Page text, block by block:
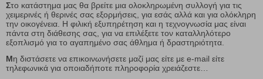
Στο κατάστημα μας θα βρείτε μια ολοκληρωμένη συλλογή για τις
χειμερινές ή θερινές σας εξορμήσεις, για εσάς αλλά και για ολόκληρη
την οικογένεια. Η φιλική εξυπηρέτηση και η τεχνογνωσία μας είναι
πάντα στη διάθεσης σας, για να επιλέξετε τον καταλληλότερο
εξοπλισμό για το αγαπημένο σας άθλημα ή δραστηριότητα.
Μη διστάσετε να επικοινωνήσετε μαζί μας είτε με e-mail είτε
τηλεφωνικά για οποιαδήποτε πληροφορία χρειάζεστε…